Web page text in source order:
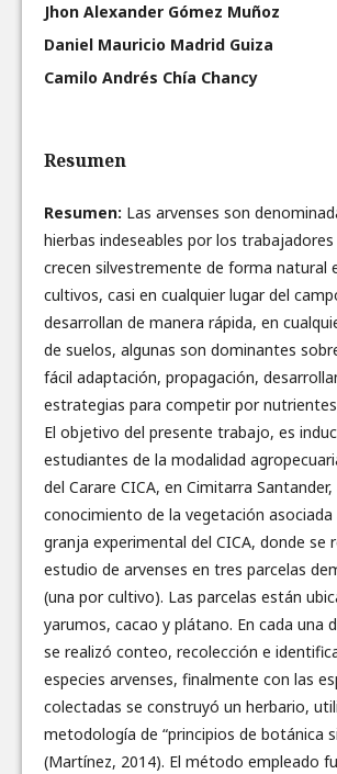
Jhon Alexander Gómez Muñoz
Daniel Mauricio Madrid Guiza
Camilo Andrés Chía Chancy
Resumen
Resumen: Las arvenses son
hierbas indeseables por los
crecen silvestremente de forma natural
cultivos, casi en cualquier lugar del
desarrollan de manera rápida, en
de suelos, algunas son dominantes
fácil adaptación, propagación,
estrategias para competir por
El objetivo del presente trabajo, es
estudiantes de la modalidad
del Carare CICA, en Cimitarra Santander,
conocimiento de la vegetación asociada
granja experimental del CICA, donde se
estudio de arvenses en tres parcelas
(una por cultivo). Las parcelas están
yarumos, cacao y plátano. En cada una
se realizó conteo, recolección e
especies arvenses, finalmente con las
colectadas se construyó un herbario,
metodología de “principios de botánica
(Martínez, 2014). El método empleado